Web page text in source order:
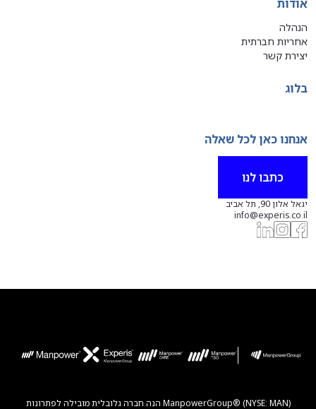
אודות
הנהלה
אחריות חברתית
יצירת קשר
בלוג
אנחנו כאן לכל שאלה
כתבו לנו
יגאל אלון 90, תל אביב
info@experis.co.il
ManpowerGroup® (NYSE: MAN) הנה חברה גלובלית מובילה לפתרונות